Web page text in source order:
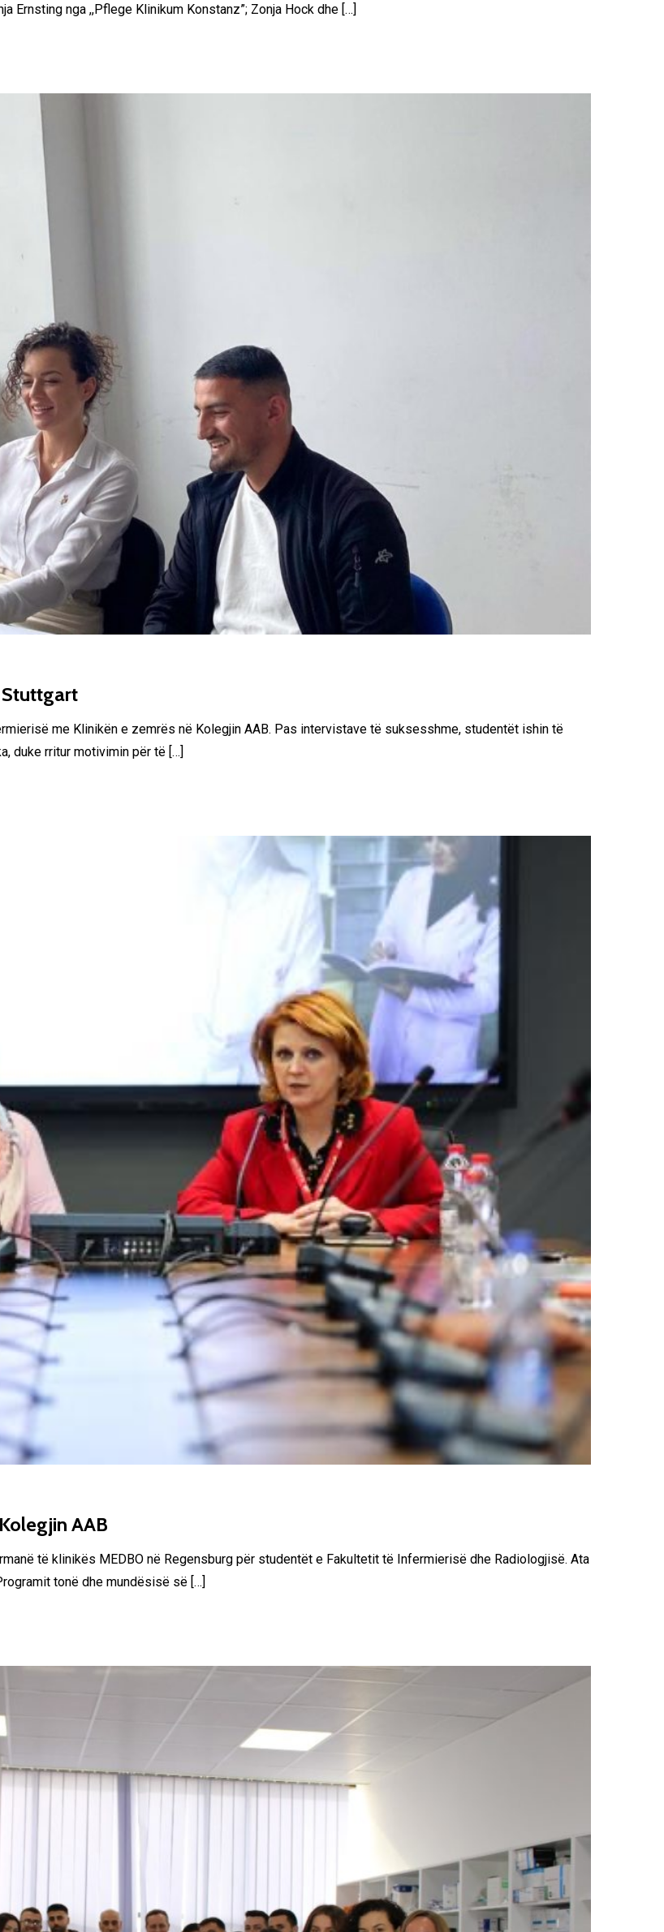
Ernsting nga ,,Pflege Klinikum Konstanz”; Zonja Hock dhe […]
me Klinikën e zemrës në Kolegjin AAB. Pas intervistave të suksesshme, studentët ishin të
duke rritur motivimin për të […]
AAB
të klinikës MEDBO në Regensburg për studentët e Fakultetit të Infermierisë dhe Radiologjisë. Ata
tonë dhe mundësisë së […]